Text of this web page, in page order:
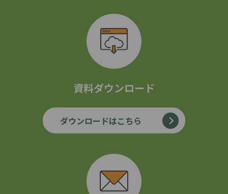
資料ダウンロード
ダウンロードはこちら